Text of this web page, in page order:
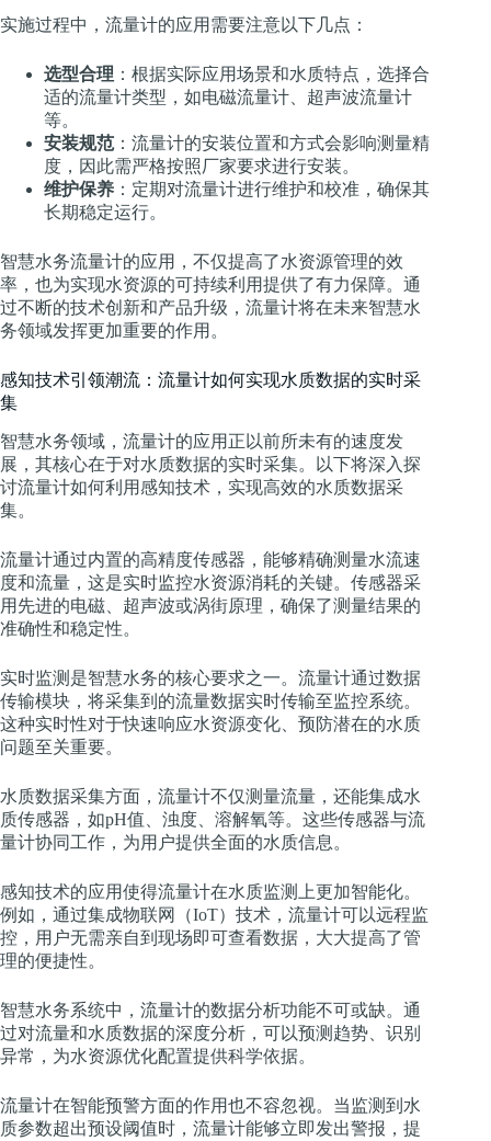
实施过程中，流量计的应用需要注意以下几点：
选型合理 ：根据实际应用场景和水质特点，选择合
适的流量计类型，如电磁流量计、超声波流量计
等。
安装规范：流量计的安装位置和方式会影响测量精
度，因此需严格按照厂家要求进行安装。
维护保养 ：定期对流量计进行维护和校准，确保其
长期稳定运行。
智慧水务流量计的应用，不仅提高了水资源管理的效
率，也为实现水资源的可持续利用提供了有力保障。通
过不断的技术创新和产品升级，流量计将在未来智慧水
务领域发挥更加重要的作用。
感知技术引领潮流：流量计如何实现水质数据的实时采
集
智慧水务领域，流量计的应用正以前所未有的速度发
展，其核心在于对水质数据的实时采集。以下将深入探
讨流量计如何利用感知技术，实现高效的水质数据采
集。
流量计通过内置的高精度传感器，能够精确测量水流速
度和流量，这是实时监控水资源消耗的关键。传感器采
用先进的电磁、超声波或涡街原理，确保了测量结果的
准确性和稳定性。
实时监测是智慧水务的核心要求之一。流量计通过数据
传输模块，将采集到的流量数据实时传输至监控系统。
这种实时性对于快速响应水资源变化、预防潜在的水质
问题至关重要。
水质数据采集方面，流量计不仅测量流量，还能集成水
质传感器，如pH值、浊度、溶解氧等。这些传感器与流
量计协同工作，为用户提供全面的水质信息。
感知技术的应用使得流量计在水质监测上更加智能化。
例如，通过集成物联网（IoT）技术，流量计可以远程监
控，用户无需亲自到现场即可查看数据，大大提高了管
理的便捷性。
智慧水务系统中，流量计的数据分析功能不可或缺。通
过对流量和水质数据的深度分析，可以预测趋势、识别
异常，为水资源优化配置提供科学依据。
流量计在智能预警方面的作用也不容忽视。当监测到水
质参数超出预设阈值时，流量计能够立即发出警报，提